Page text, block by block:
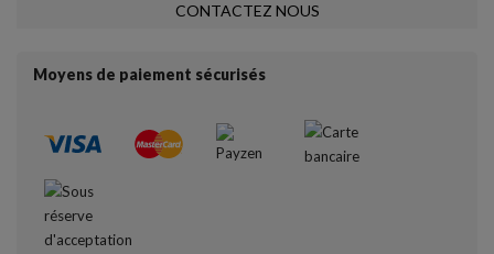
CONTACTEZ NOUS
Moyens de paiement sécurisés